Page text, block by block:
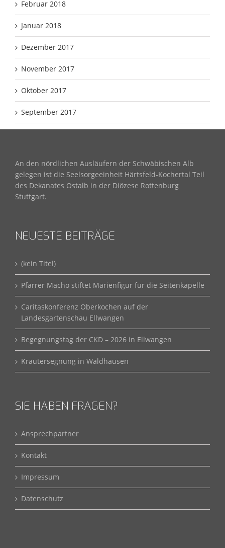
Februar 2018
Januar 2018
Dezember 2017
November 2017
Oktober 2017
September 2017
An den nördlichen Ausläufern der Schwäbischen Alb
gelegen ist die Seelsorgeeinheit Härtsfeld-Kochertal Teil
des Dekanates Ostalb in der Diözese Rottenburg
Stuttgart.
NEUESTE BEITRÄGE
(kein Titel)
Pfarrer Macho stiftet Marienfigur für die Seitenkapelle
Caritaskonferenz Oberkochen auf der
Landesgartenschau Ellwangen
Begegnungstag der CKD – 2026 in Ellwangen
Kräutersegnung in Waldhausen
SIE HABEN FRAGEN?
Ansprechpartner
Kontakt
Impressum
Datenschutz